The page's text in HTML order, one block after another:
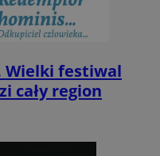
Wielki festiwal
cały region